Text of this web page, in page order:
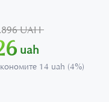
UAH
uah
14 uah (4%)